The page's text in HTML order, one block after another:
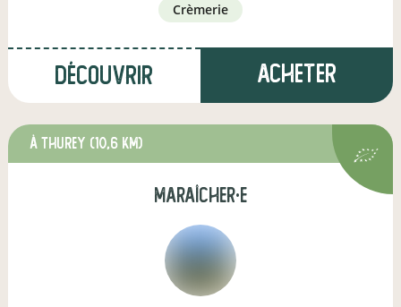
crèmerie
Découvrir Acheter
à Thurey (10,6 km)
maraîcher·e